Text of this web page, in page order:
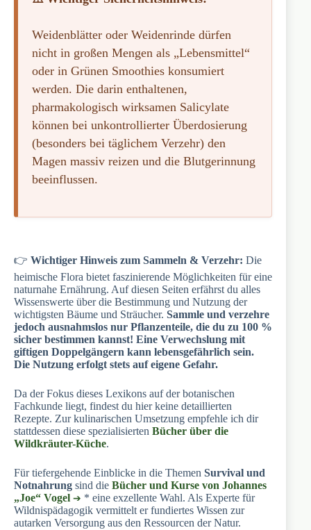
Weidenblätter oder Weidenrinde dürfen
nicht in großen Mengen als „Lebensmittel“
oder in Grünen Smoothies konsumiert
werden. Die darin enthaltenen,
pharmakologisch wirksamen Salicylate
können bei unkontrollierter Überdosierung
(besonders bei täglichem Verzehr) den
Magen massiv reizen und die Blutgerinnung
beeinflussen.
👉 Wichtiger Hinweis zum Sammeln & Verzehr: Die
heimische Flora bietet faszinierende Möglichkeiten für eine
naturnahe Ernährung. Auf diesen Seiten erfährst du alles
Wissenswerte über die Bestimmung und Nutzung der
wichtigsten Bäume und Sträucher. Sammle und verzehre
jedoch ausnahmslos nur Pflanzenteile, die du zu 100 %
sicher bestimmen kannst! Eine Verwechslung mit
giftigen Doppelgängern kann lebensgefährlich sein.
Die Nutzung erfolgt stets auf eigene Gefahr.
Da der Fokus dieses Lexikons auf der botanischen
Fachkunde liegt, findest du hier keine detaillierten
Rezepte. Zur kulinarischen Umsetzung empfehle ich dir
stattdessen diese spezialisierten Bücher über die
Wildkräuter-Küche.
Für tiefergehende Einblicke in die Themen Survival und
Notnahrung sind die Bücher und Kurse von Johannes
„Joe“ Vogel
* eine exzellente Wahl. Als Experte für
Wildnispädagogik vermittelt er fundiertes Wissen zur
autarken Versorgung aus den Ressourcen der Natur.